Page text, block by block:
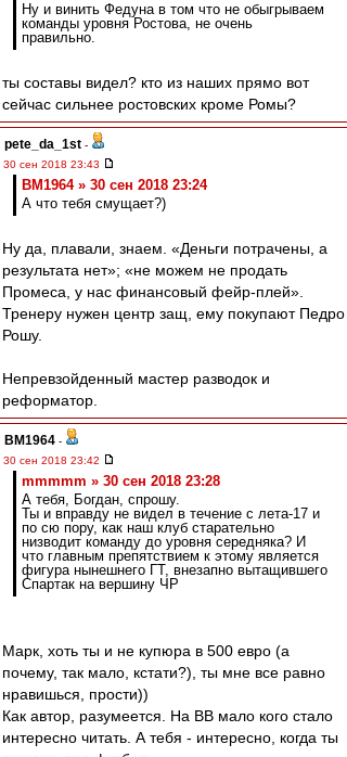
Ну и винить Федуна в том что не обыгрываем
команды уровня Ростова, не очень
правильно.
ты составы видел? кто из наших прямо вот
сейчас сильнее ростовских кроме Ромы?
pete_da_1st -
30 сен 2018 23:43
BM1964 » 30 сен 2018 23:24
А что тебя смущает?)
Ну да, плавали, знаем. «Деньги потрачены, а
результата нет»; «не можем не продать
Промеса, у нас финансовый фейр-плей».
Тренеру нужен центр защ, ему покупают Педро
Рошу.
Непревзойденный мастер разводок и
реформатор.
BM1964 -
30 сен 2018 23:42
mmmmm » 30 сен 2018 23:28
А тебя, Богдан, спрошу.
Ты и вправду не видел в течение с лета-17 и
по сю пору, как наш клуб старательно
низводит команду до уровня середняка? И
что главным препятствием к этому является
фигура нынешнего ГТ, внезапно вытащившего
Спартак на вершину ЧР
Марк, хоть ты и не купюра в 500 евро (а
почему, так мало, кстати?), ты мне все равно
нравишься, прости))
Как автор, разумеется. На ВВ мало кого стало
интересно читать. А тебя - интересно, когда ты